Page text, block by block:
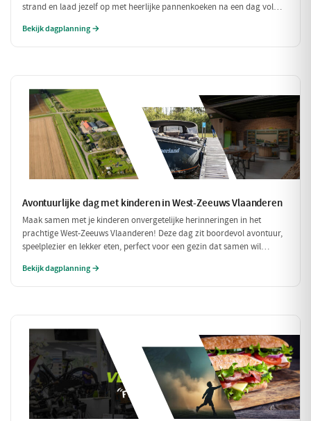
strand en laad jezelf op met heerlijke pannenkoeken na een dag vol
uitdaging houdt!
Bekijk dagplanning →
Avontuurlijke dag met kinderen in West-Zeeuws Vlaanderen
Maak samen met je kinderen onvergetelijke herinneringen in het
prachtige West-Zeeuws Vlaanderen! Deze dag zit boordevol avontuur,
speelplezier en lekker eten, perfect voor een gezin dat samen wil
heerlijke maaltijd: dit wordt een dag om niet te vergeten!
Bekijk dagplanning →